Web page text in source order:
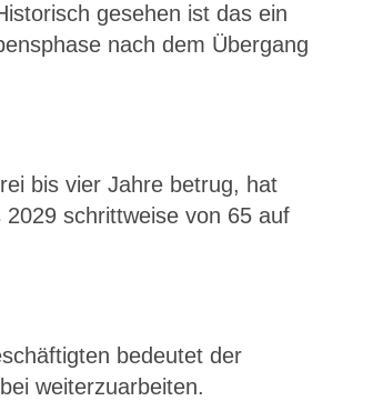
gesehen ist das ein
nach dem Übergang
bis vier Jahre betrug, hat
schrittweise von 65 auf
bedeutet der
weiterzuarbeiten.